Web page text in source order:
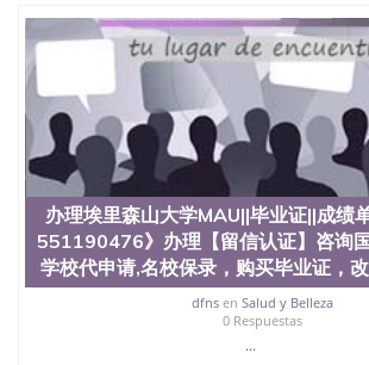
QQ微信551190476德国留学回国证明
551190476爱尔兰留学回国证明QQ微信
外硕士文凭办理QQ微信551190476 网上
吗QQ微信551190476买国外文凭质量QQ
551190476国外本科毕业证怎么办理QQ
551190476国外大学文凭真制作QQ微信
国外文凭可找工作QQ微信551190476国
证QQ微信551190476办理国外毕业证价
551190476国外编号查询QQ微信
文凭要交定金吗QQ微信551190476办国
QQ微信551190476网上购买真文凭可信
551190476学士学位证书查询机构QQ微
国外资格证书办理QQ微信551190476如
证QQ微信551190476海外文凭认证办理
551190476 圣何塞州立大学（San Jose
University, 又译为“圣荷西州立大学”）成
办理埃里森山大学MAU||毕业证||成绩
551190476》办理【留信认证】咨询
学校代申请,名校保录，购买毕业证，
dfnsen Salud y Belleza
0 Respuestas
...